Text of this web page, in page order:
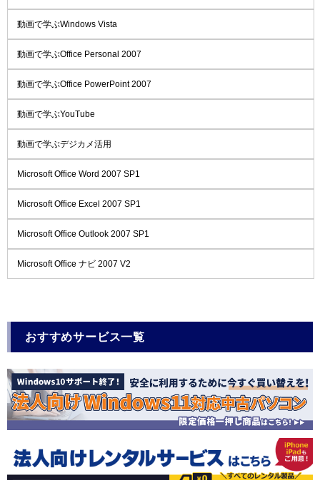
動画で学ぶWindows Vista
動画で学ぶOffice Personal 2007
動画で学ぶOffice PowerPoint 2007
動画で学ぶYouTube
動画で学ぶデジカメ活用
Microsoft Office Word 2007 SP1
Microsoft Office Excel 2007 SP1
Microsoft Office Outlook 2007 SP1
Microsoft Office ナビ 2007 V2
おすすめサービス一覧